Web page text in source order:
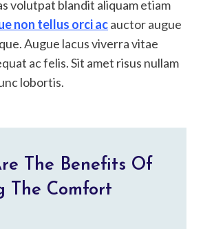
volutpat blandit aliquam etiam
non tellus orci acauctor augue
Augue lacus viverra vitae
ac felis. Sit amet risus nullam
lobortis.
The Benefits Of
The Comfort